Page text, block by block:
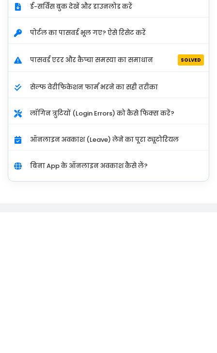
ई-सर्विस बुक देखें और डाउनलोड करें
पोर्टल का पासवर्ड भूल गए? ऐसे रिसेट करें
पासवर्ड एरर और कैप्चा समस्या का समाधान SOLVED
सेल्फ वेरीफिकेशन फार्म भरने का सही तरीका
लॉगिन त्रुटियों (Login Errors) को कैसे फिक्स करें?
ऑनलाइन अवकाश (Leave) लेने का पूरा ट्यूटोरियल
बिना App के ऑनलाइन अवकाश कैसे लें?